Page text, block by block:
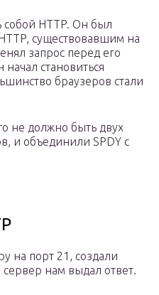
собой HTTP. Он был
существовавшим на
запрос перед его
становиться
браузеров стали
не должно быть двух
и объединили SPDY с
на порт 21, создали
нам выдал ответ.